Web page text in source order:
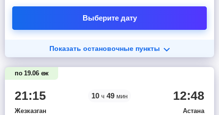
Выберите дату
Показать остановочные пункты
21:15
Жезказган
10 ч 49 мин 12:48
Астана
по 19.06 еж